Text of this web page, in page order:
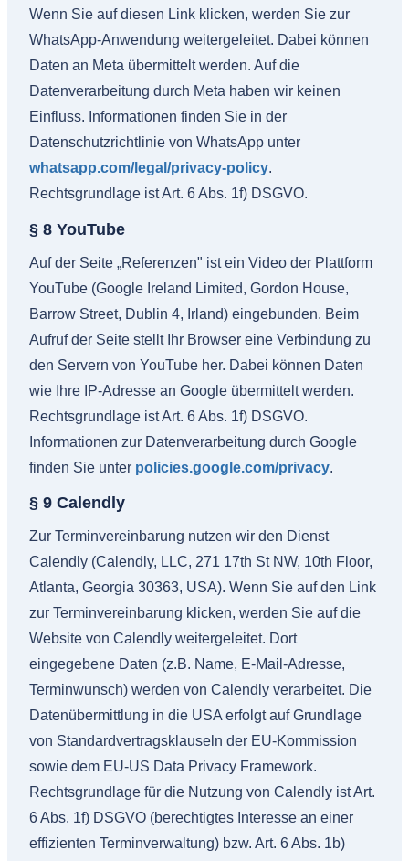
Wenn Sie auf diesen Link klicken, werden Sie zur
WhatsApp-Anwendung weitergeleitet. Dabei können
Daten an Meta übermittelt werden. Auf die
Datenverarbeitung durch Meta haben wir keinen
Einfluss. Informationen finden Sie in der
Datenschutzrichtlinie von WhatsApp unter
whatsapp.com/legal/privacy-policy.
Rechtsgrundlage ist Art. 6 Abs. 1f) DSGVO.
§ 8 YouTube
Auf der Seite „Referenzen" ist ein Video der Plattform
YouTube (Google Ireland Limited, Gordon House,
Barrow Street, Dublin 4, Irland) eingebunden. Beim
Aufruf der Seite stellt Ihr Browser eine Verbindung zu
den Servern von YouTube her. Dabei können Daten
wie Ihre IP-Adresse an Google übermittelt werden.
Rechtsgrundlage ist Art. 6 Abs. 1f) DSGVO.
Informationen zur Datenverarbeitung durch Google
finden Sie unter policies.google.com/privacy.
§ 9 Calendly
Zur Terminvereinbarung nutzen wir den Dienst
Calendly (Calendly, LLC, 271 17th St NW, 10th Floor,
Atlanta, Georgia 30363, USA). Wenn Sie auf den Link
zur Terminvereinbarung klicken, werden Sie auf die
Website von Calendly weitergeleitet. Dort
eingegebene Daten (z.B. Name, E-Mail-Adresse,
Terminwunsch) werden von Calendly verarbeitet. Die
Datenübermittlung in die USA erfolgt auf Grundlage
von Standardvertragsklauseln der EU-Kommission
sowie dem EU-US Data Privacy Framework.
Rechtsgrundlage für die Nutzung von Calendly ist Art.
6 Abs. 1f) DSGVO (berechtigtes Interesse an einer
effizienten Terminverwaltung) bzw. Art. 6 Abs. 1b)